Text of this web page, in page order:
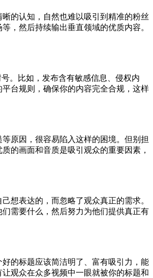
的认知，自然也难以吸引到精准的粉丝
，然后持续输出垂直领域的优质内容。
。比如，发布含有敏感信息、侵权内
台规则，确保你的内容完全合规，这样
原因，很容易陷入这样的困境。但别担
的画面和音质是吸引观众的重要因素，
想表达的，而忽略了观众真正的需求。
需要什么，然后努力为他们提供真正有
的标题应该简洁明了、富有吸引力，能
观众在众多视频中一眼就被你的标题和